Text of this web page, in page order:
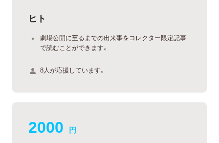
ヒト
劇場公開に至るまでの出来事をコレクター限定記事
で読むことができます。
8人が応援しています。
2000 円